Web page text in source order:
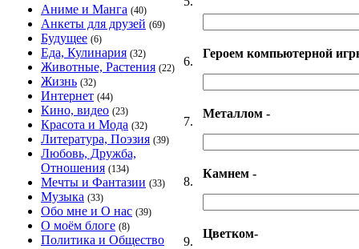
Аниме и Манга (40)
Анкеты для друзей (69)
Будущее (6)
Еда, Кулинария (32)
Животные, Растения (22)
Жизнь (32)
Интернет (44)
Кино, видео (23)
Красота и Мода (32)
Литература, Поэзия (39)
Любовь, Дружба,
Отношения (134)
Мечты и Фантазии (33)
Музыка (33)
Обо мне и О нас (39)
О моём блоге (8)
Политика и Общество
6.
Героем компьютерной
7.
Металлом -
8.
Камнем -
9.
Цветком-